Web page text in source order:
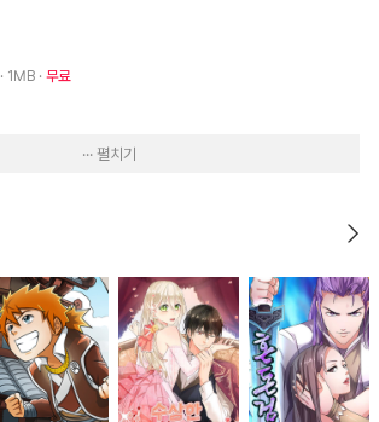
· 1MB 무료
··· 펼치기